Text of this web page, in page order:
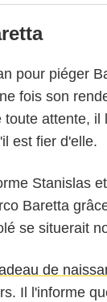
pour piéger
fois son
attente,
est fier d'elle.
Stanislas et
Baretta
se situerait
de
Il l'informe